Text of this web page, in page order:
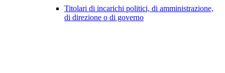
Titolari di incarichi politici, di amministrazione,
di direzione o di governo